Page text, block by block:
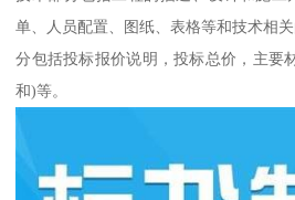
单、人员配置、图纸、表格等和技术相关
分包括投标报价说明，投标总价，主要
和)等。